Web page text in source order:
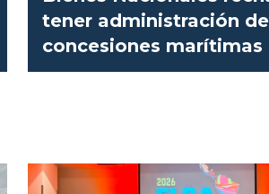
tener administración
concesiones marítimas